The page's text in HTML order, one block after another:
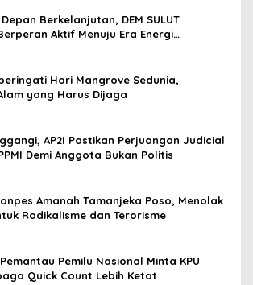
Berkelanjutan, DEM SULUT
Aktif Menuju Era Energi
Sulawesi Utara
Hari Mangrove Sedunia,
yang Harus Dijaga
AP2I Pastikan Perjuangan Judicial
Demi Anggota Bukan Politis
Amanah Tamanjeka Poso, Menolak
Radikalisme dan Terorisme
Pemilu Nasional Minta KPU
Quick Count Lebih Ketat